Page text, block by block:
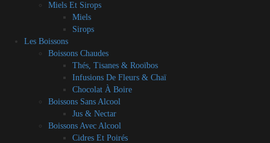
Miels Et Sirops
Miels
Sirops
Les Boissons
Boissons Chaudes
Thés, Tisanes & Rooïbos
Infusions De Fleurs & Chaï
Chocolat À Boire
Boissons Sans Alcool
Jus & Nectar
Boissons Avec Alcool
Cidres Et Poirés